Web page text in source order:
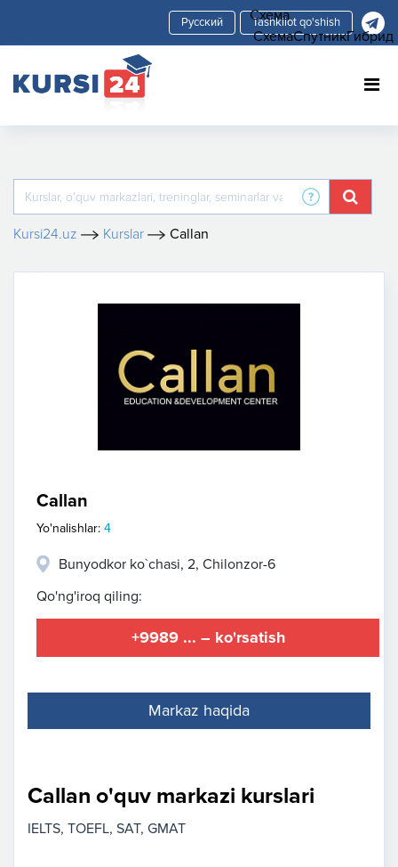
Tashkilot qo'shish
Kursi24.uz Kurslar Callan
Callan
Yo'nalishlar: 4
Bunyodkor ko`chasi, 2, Chilonzor-6
Qo'ng'iroq qiling:
+9989 ... – ko'rsatish
Markaz haqida
Callan o'quv markazi kurslari
IELTS TOEFL SAT GMAT
Схема
СхемаСпутникГибрид